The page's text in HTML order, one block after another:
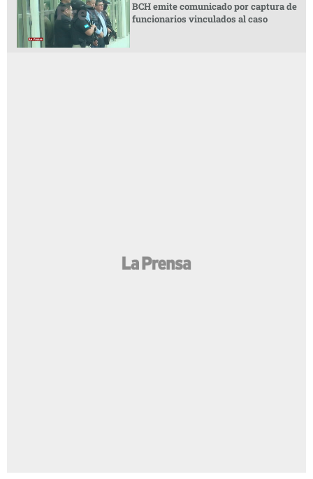
BCH emite comunicado por captura de
funcionarios vinculados al caso